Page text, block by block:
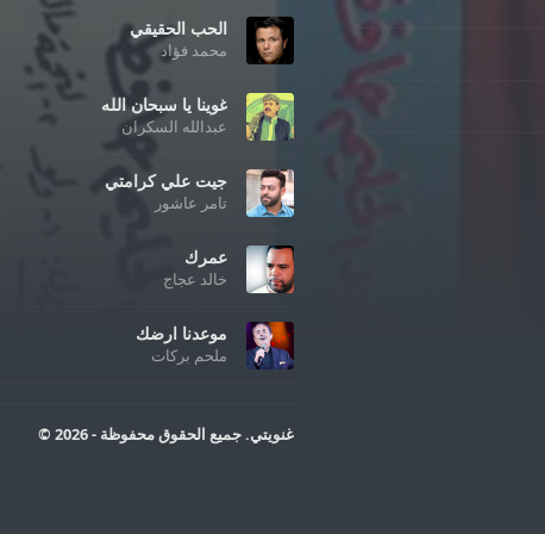
الحب الحقيقي
محمد فؤاد
غوينا يا سبحان الله
عبدالله السكران
جيت علي كرامتي
تامر عاشور
عمرك
خالد عجاج
موعدنا ارضك
ملحم بركات
غنويتي. جميع الحقوق محفوظة - 2026 ©